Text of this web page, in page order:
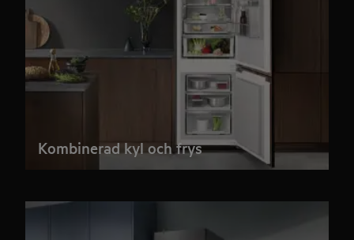
Kombinerad kyl och frys